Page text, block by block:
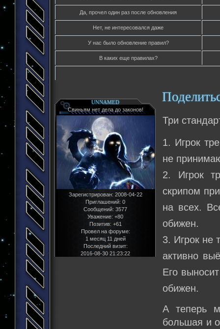
Да, прочел один раз после обновления
Нет, не интересовался даже
У нас было обновление правил?
В каких еще правилах?
UNNAMED
Свиньям нет дела до законов!
Зарегистрирован: 2008-04-22
Приглашений: 0
Сообщений: 3577
Уважение: +80
Позитив: +61
Провел на форуме:
1 месяц 11 дней
Последний визит:
2016-08-30 21:23:22
Три
1. Игрок
не
2. Игрок
скрипом
на всех.
обижен.
3. Игрок не
активно
Его
обижен.
А теперь
большая и